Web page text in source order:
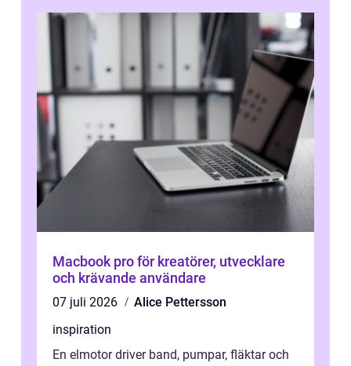
Macbook pro för kreatörer, utvecklare
och krävande användare
07 juli 2026
Alice Pettersson
inspiration
En elmotor driver band, pumpar, fläktar och